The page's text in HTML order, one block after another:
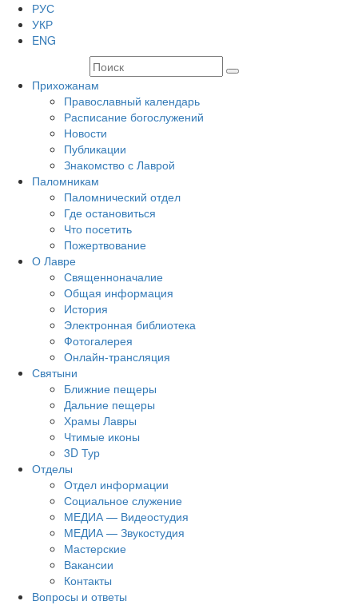
РУС
УКР
ENG
Прихожанам
Православный календарь
Расписание богослужений
Новости
Публикации
Знакомство с Лаврой
Паломникам
Паломнический отдел
Где остановиться
Что посетить
Пожертвование
О Лавре
Священноначалие
Общая информация
История
Электронная библиотека
Фотогалерея
Онлайн-трансляция
Святыни
Ближние пещеры
Дальние пещеры
Храмы Лавры
Чтимые иконы
3D Тур
Отделы
Отдел информации
Социальное служение
МЕДИА — Видеостудия
МЕДИА — Звукостудия
Мастерские
Вакансии
Контакты
Вопросы и ответы